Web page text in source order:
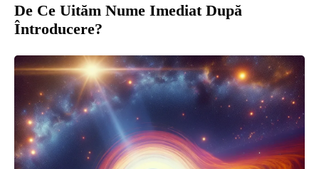
De Ce Uităm Nume Imediat După
Întroducere?